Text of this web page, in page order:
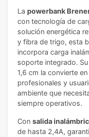
La powerbank
con tecnología de
solución energética
y fibra de trigo, esta
incorpora carga
soporte integrado.
1,6 cm la convierte
profesionales y
ambiente que
siempre operativos.
Con salida
de hasta 2,4A,